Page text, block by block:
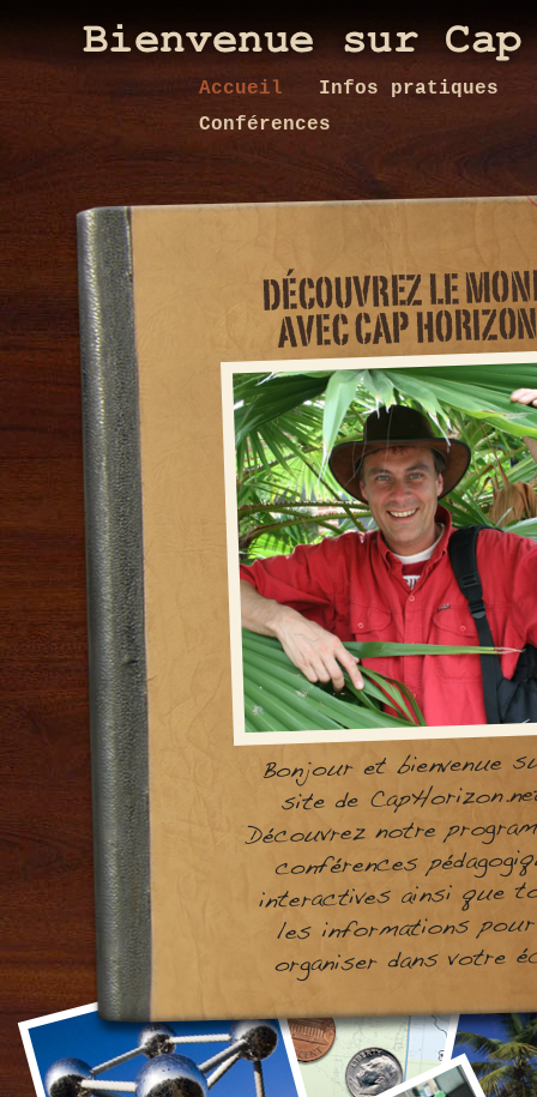
Accueil
Infos pratiques
Conférences